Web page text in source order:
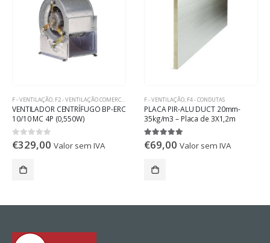
F - VENTILAÇÃO, F2 - VENTILAÇÃO COMERCIAL E INDUSTRIAL
VENTILADOR CENTRÍFUGO BP-ERC
10/10 MC 4P (0,550W)
0out of 5
€329,00 Valor sem IVA
F - VENTILAÇÃO, F4 - CONDUTAS
PLACA PIR-ALU DUCT 20mm-
35kg/m3 – Placa de 3X1,2m
5.00out of 5
€69,00 Valor sem IVA